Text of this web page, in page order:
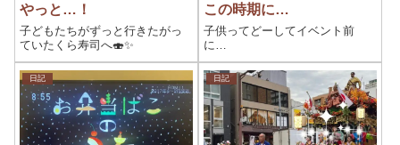
やっと…！
子どもたちがずっと行きたがっ
ていたくら寿司へ🍣✨
この時期に…
子供ってどーしてイベント前
に…
日記 日記